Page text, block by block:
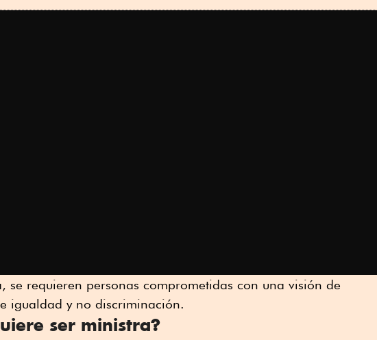
se requieren personas comprometidas con una visión de
igualdad y no discriminación.
ser ministra?